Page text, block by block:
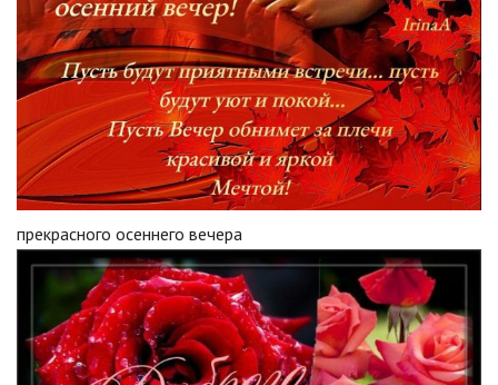
прекрасного осеннего вечера